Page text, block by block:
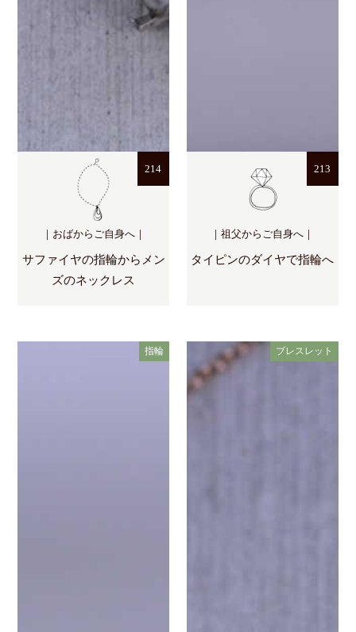
214
｜おばからご自身へ｜
サファイヤの指輪からメン
ズのネックレス
213
｜祖父からご自身へ｜
タイピンのダイヤで指輪へ
指輪 ブレスレット